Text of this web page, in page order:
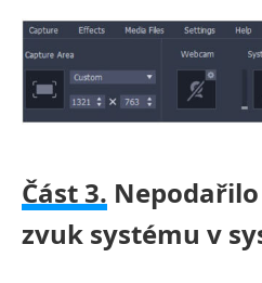
Část 3.
zvuk systému v